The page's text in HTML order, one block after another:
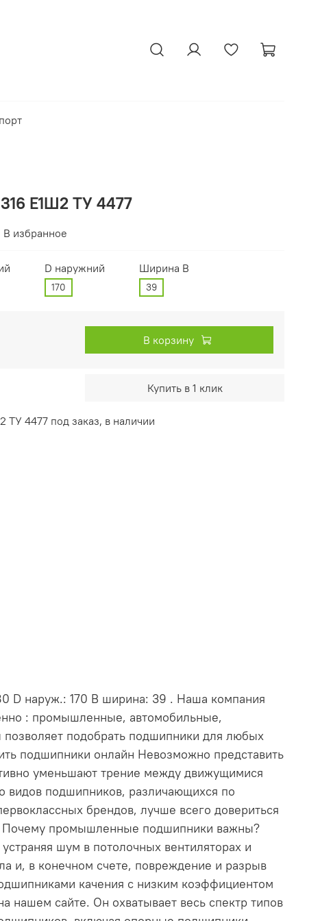
Е1Ш2 ТУ 4477
В избранное
D наружний
170
Ширина В
39
В корзину
Купить в 1 клик
4477 под заказ, в наличии
D наруж.: 170 В ширина: 39 . Наша компания
: промышленные, автомобильные,
подобрать подшипники для любых
подшипники онлайн Невозможно представить
уменьшают трение между движущимися
видов подшипников, различающихся по
брендов, лучше всего довериться
Почему промышленные подшипники важны?
шум в потолочных вентиляторах и
и, в конечном счете, повреждение и разрыв
качения с низким коэффициентом
сайте. Он охватывает весь спектр типов